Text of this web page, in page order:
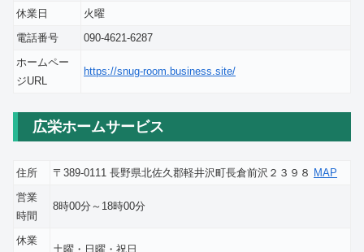
休業日
火曜
電話番号
090-4621-6287
ホームペー
ジURL
https://snug-room.business.site/
広栄ホームサービス
住所 〒389-0111 長野県北佐久郡軽井沢町長倉前沢２３９８ MAP
営業
時間
8時00分～18時00分
休業
土曜・日曜・祝日